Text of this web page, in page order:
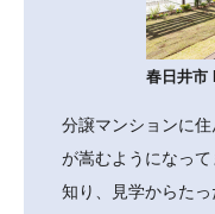
分譲マンションに
が嵩むようになっ
知り、見学からた
春日井市